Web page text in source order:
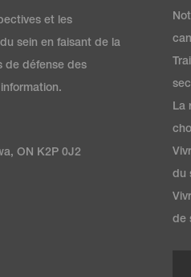
et les
sein en faisant de la
de défense des
ON K2P 0J2
La
du
de